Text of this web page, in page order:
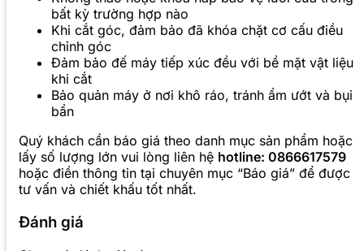
bất kỳ trường hợp nào
Khi cắt góc, đảm bảo đã khóa chặt cơ cấu điều
chỉnh góc
Đảm bảo đế máy tiếp xúc đều với bề mặt vật liệu
khi cắt
Bảo quản máy ở nơi khô ráo, tránh ẩm ướt và bụi
bẩn
Quý khách cần báo giá theo danh mục sản phẩm hoặc
lấy số lượng lớn vui lòng liên hệ hotline: 0866617579
hoặc điền thông tin tại chuyên mục “Báo giá” để được
tư vấn và chiết khấu tốt nhất.
Đánh giá